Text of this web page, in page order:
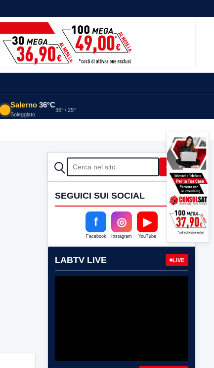
Salerno 36°C
Soleggiato
36° / 25°
CERCA Cerca
SEGUICI SUI SOCIAL
f
Facebook
◎
Instagram
▶
YouTube
LABTV LIVE LIVE